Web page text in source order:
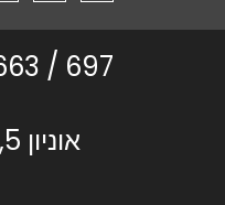
697 /
אוניון 5, אשדוד